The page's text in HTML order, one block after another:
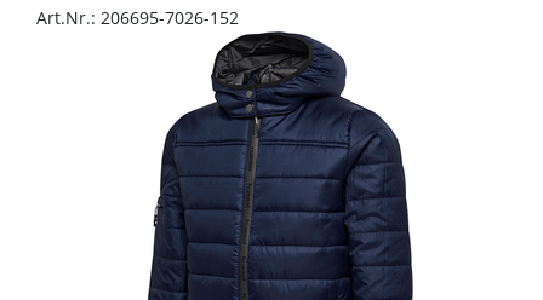
Art.Nr.: 206695-7026-152